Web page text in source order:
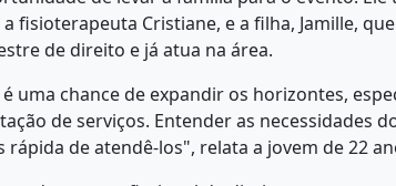
fisioterapeuta Cristiane, e a filha, Jamille,
de direito e já atua na área.
é uma chance de expandir os horizontes,
de serviços. Entender as necessidades
rápida de atendê-los", relata a jovem de 22